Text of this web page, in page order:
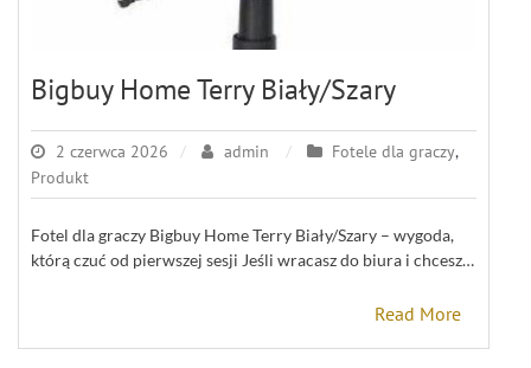
Bigbuy Home Terry Biały/Szary
2 czerwca 2026 admin Fotele dla graczy,
Produkt
Fotel dla graczy Bigbuy Home Terry Biały/Szary – wygoda,
którą czuć od pierwszej sesji Jeśli wracasz do biura i chcesz…
Read More